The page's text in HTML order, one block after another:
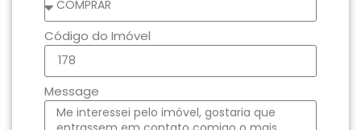
Código do Imóvel
Message